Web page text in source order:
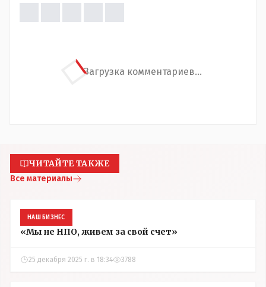
Загрузка комментариев...
ЧИТАЙТЕ ТАКЖЕ
Все материалы
НАШ БИЗНЕС
«Мы не НПО, живем за свой счет»
25 декабря 2025 г. в 18:34 3788